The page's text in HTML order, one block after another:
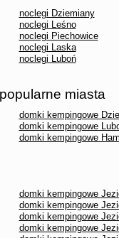
noclegi Dziemiany
noclegi Leśno
noclegi Piechowice
noclegi Laska
noclegi Luboń
miasta
domki kempingowe
domki kempingowe
domki kempingowe
domki kempingowe
domki kempingowe
domki kempingowe
domki kempingowe